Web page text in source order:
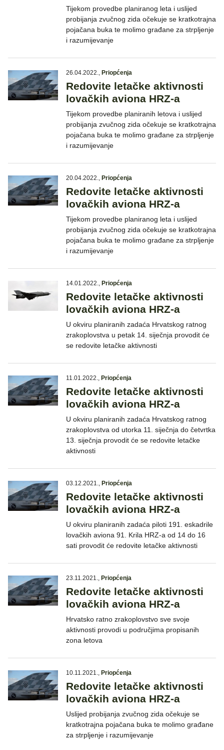
Tijekom provedbe planiranog leta i uslijed
probijanja zvučnog zida očekuje se kratkotrajna
pojačana buka te molimo građane za strpljenje
i razumijevanje
26.04.2022., Priopćenja
Redovite letačke aktivnosti
lovačkih aviona HRZ-a
Tijekom provedbe planiranih letova i uslijed
probijanja zvučnog zida očekuje se kratkotrajna
pojačana buka te molimo građane za strpljenje
i razumijevanje
20.04.2022., Priopćenja
Redovite letačke aktivnosti
lovačkih aviona HRZ-a
Tijekom provedbe planiranog leta i uslijed
probijanja zvučnog zida očekuje se kratkotrajna
pojačana buka te molimo građane za strpljenje
i razumijevanje
14.01.2022., Priopćenja
Redovite letačke aktivnosti
lovačkih aviona HRZ-a
U okviru planiranih zadaća Hrvatskog ratnog
zrakoplovstva u petak 14. siječnja provodit će
se redovite letačke aktivnosti
11.01.2022., Priopćenja
Redovite letačke aktivnosti
lovačkih aviona HRZ-a
U okviru planiranih zadaća Hrvatskog ratnog
zrakoplovstva od utorka 11. siječnja do četvrtka
13. siječnja provodit će se redovite letačke
aktivnosti
03.12.2021., Priopćenja
Redovite letačke aktivnosti
lovačkih aviona HRZ-a
U okviru planiranih zadaća piloti 191. eskadrile
lovačkih aviona 91. Krila HRZ-a od 14 do 16
sati provodit će redovite letačke aktivnosti
23.11.2021., Priopćenja
Redovite letačke aktivnosti
lovačkih aviona HRZ-a
Hrvatsko ratno zrakoplovstvo sve svoje
aktivnosti provodi u područjima propisanih
zona letova
10.11.2021., Priopćenja
Redovite letačke aktivnosti
lovačkih aviona HRZ-a
Uslijed probijanja zvučnog zida očekuje se
kratkotrajna pojačana buka te molimo građane
za strpljenje i razumijevanje